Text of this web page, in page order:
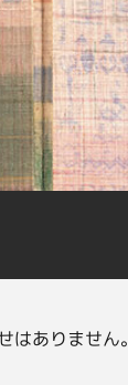
はありません。